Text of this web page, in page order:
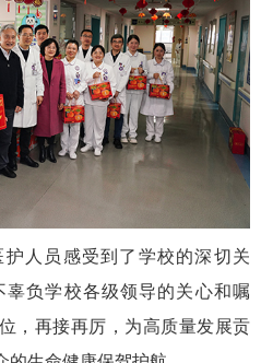
人员感受到了学校的深切关
负学校各级领导的关心和嘱
，再接再厉，为高质量发展贡